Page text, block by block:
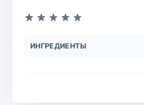
ИНГРЕДИЕНТЫ